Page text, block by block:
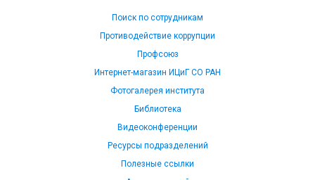
Поиск по сотрудникам
Противодействие коррупции
Профсоюз
Интернет-магазин ИЦиГ СО РАН
Фотогалерея института
Библиотека
Видеоконференции
Ресурсы подразделений
Полезные ссылки